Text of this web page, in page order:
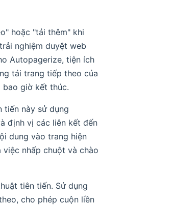
hoặc "tải thêm" khi
nghiệm duyệt web
Autopagerize, tiện ích
tải trang tiếp theo của
bao giờ kết thúc.
tiến này sử dụng
định vị các liên kết đến
dung vào trang hiện
nhấp chuột và chào
tiên tiến. Sử dụng
cho phép cuộn liền